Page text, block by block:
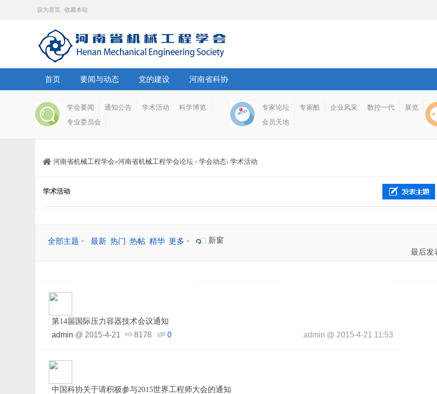
设为首页 收藏本站
首页 要闻与动态 党的建设 河南省科协
学会要闻 通知公告 学术活动
科学博览
专业委员会
专家论坛 专家酷 企业风采 数控一代
展览
会员天地
河南省机械工程学会»河南省机械工程学会论坛 › 学会动态› 学术活动
学术活动
新窗
全部主题 最新 热门 热帖 精华 更多
最后发
第14届国际压力容器技术会议通知
admin @ 2015-4-21 8178 0 admin @ 2015-4-21 11:53
中国科协关于请积极参与2015世界工程师大会的通知